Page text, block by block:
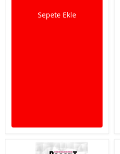
Sepete Ekle